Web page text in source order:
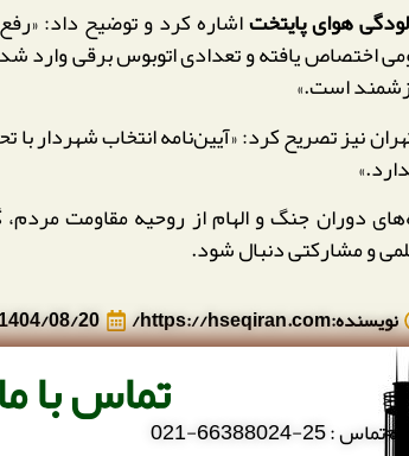
هوای پایتختاشاره کرد و توضیح داد:
اختصاص یافته و تعدادی اتوبوس برقی وارد
است.»
نیز تصریح کرد: «آیین‌نامه انتخاب
دوران جنگ و الهام از روحیه مقاومت
و مشارکتی دنبال شود.
نویسنده:https://hseqiran.com/ 08/20
تماس با ما
: 25-66388024-021